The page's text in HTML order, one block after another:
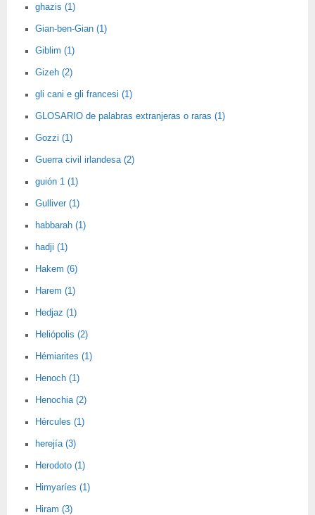
ghazis (1)
Gian-ben-Gian (1)
Giblim (1)
Gizeh (2)
gli cani e gli francesi (1)
GLOSARIO de palabras extranjeras o raras (1)
Gozzi (1)
Guerra civil irlandesa (2)
guión 1 (1)
Gulliver (1)
habbarah (1)
hadji (1)
Hakem (6)
Harem (1)
Hedjaz (1)
Heliópolis (2)
Hémiarites (1)
Henoch (1)
Henochia (2)
Hércules (1)
herejía (3)
Herodoto (1)
Himyaríes (1)
Hiram (3)